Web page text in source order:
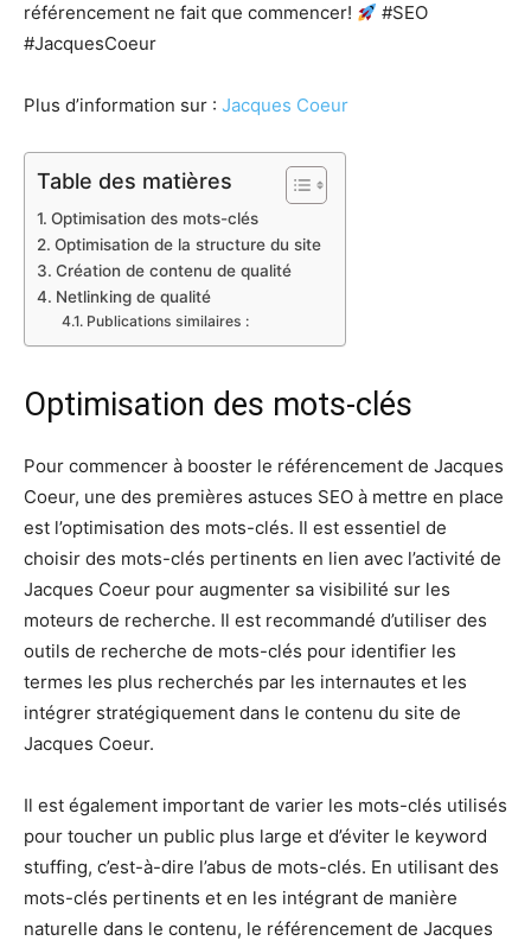
référencement ne fait que commencer!
#SEO
#JacquesCoeur
Plus d’information sur : Jacques Coeur
Table des matières
Optimisation des mots-clés
Optimisation de la structure du site
Création de contenu de qualité
Netlinking de qualité
Publications similaires :
Optimisation des mots-clés
Pour commencer à booster le référencement de Jacques
Coeur, une des premières astuces SEO à mettre en place
est l’optimisation des mots-clés. Il est essentiel de
choisir des mots-clés pertinents en lien avec l’activité de
Jacques Coeur pour augmenter sa visibilité sur les
moteurs de recherche. Il est recommandé d’utiliser des
outils de recherche de mots-clés pour identifier les
termes les plus recherchés par les internautes et les
intégrer stratégiquement dans le contenu du site de
Jacques Coeur.
Il est également important de varier les mots-clés utilisés
pour toucher un public plus large et d’éviter le keyword
stuffing, c’est-à-dire l’abus de mots-clés. En utilisant des
mots-clés pertinents et en les intégrant de manière
naturelle dans le contenu, le référencement de Jacques